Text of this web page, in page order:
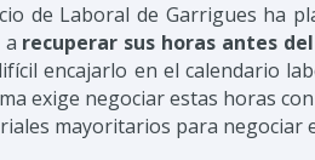
de Laboral de Garrigues ha
recuperar sus horas antes
encajarlo en el calendario
exige negociar estas horas
mayoritarios para negociar